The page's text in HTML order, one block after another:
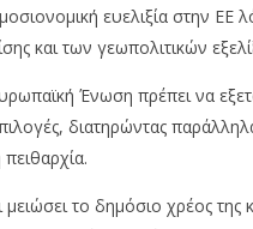
ευελιξία στην ΕΕ
και των γεωπολιτικών
Ένωση πρέπει να
διατηρώντας
το δημόσιο χρέος της